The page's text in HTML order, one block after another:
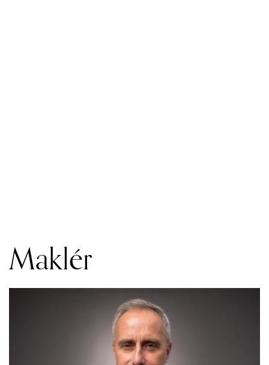
Maklér